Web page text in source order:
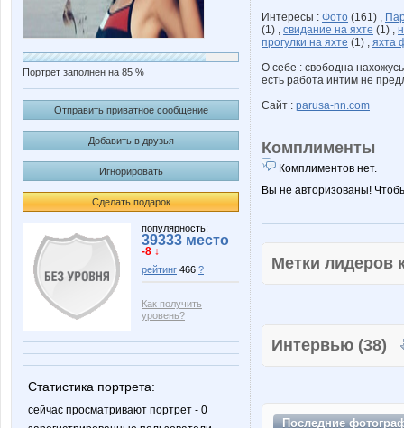
Портрет заполнен на 85 %
Отправить приватное сообщение
Добавить в друзья
Игнорировать
Сделать подарок
популярность:
39333 место
-8 ↓
рейтинг 466 ?
Как получить
уровень?
Статистика портрета:
сейчас просматривают портрет - 0
Интересы : Фото (161) ,
(1) , свидание на яхте (1) ,
прогулки на яхте (1) , яхта
О себе : свободна
есть работа интим не
Сайт : parusa-nn.com
Комплименты
Комплиментов нет.
Вы не авторизованы!
Метки
Интервью (38)
Последние